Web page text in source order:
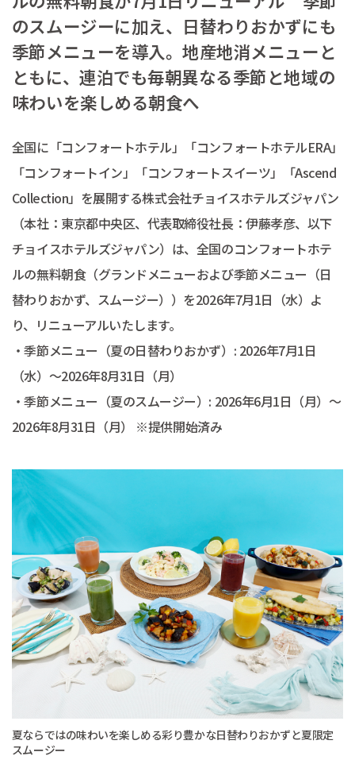
のスムージーに加え、日替わりおかずにも
季節メニューを導入。地産地消メニューと
ともに、連泊でも毎朝異なる季節と地域の
味わいを楽しめる朝食へ
全国に「コンフォートホテル」「コンフォートホテルERA」
「コンフォートイン」「コンフォートスイーツ」「Ascend
Collection」を展開する株式会社チョイスホテルズジャパン
（本社：東京都中央区、代表取締役社長：伊藤孝彦、以下
チョイスホテルズジャパン）は、全国のコンフォートホテ
ルの無料朝食（グランドメニューおよび季節メニュー（日
替わりおかず、スムージー））を2026年7月1日（水）よ
り、リニューアルいたします。
・季節メニュー（夏の日替わりおかず）: 2026年7月1日
（水）～2026年8月31日（月）
・季節メニュー（夏のスムージー）: 2026年6月1日（月）～
2026年8月31日（月） ※提供開始済み
夏ならではの味わいを楽しめる彩り豊かな日替わりおかずと夏限定
スムージー